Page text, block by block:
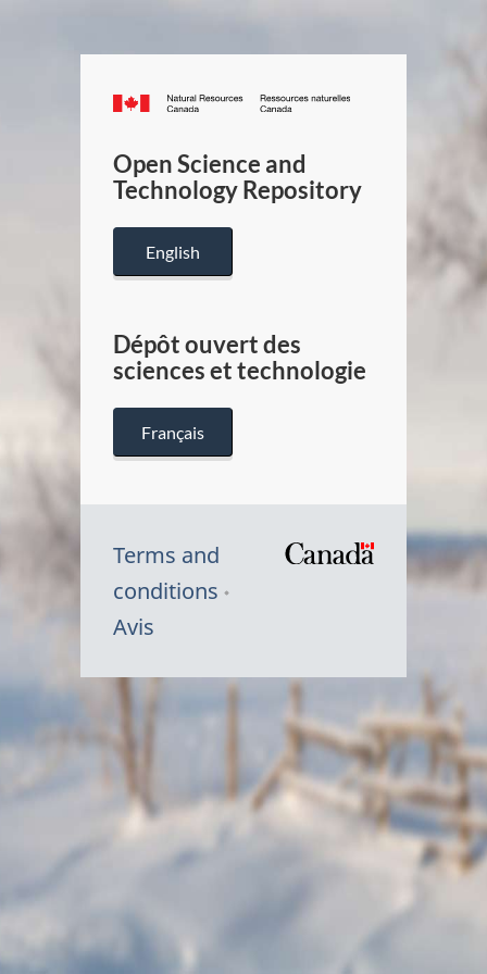
Canada.ca
/
Canada
Open Science and
Technology Repository
English
Dépôt ouvert des
sciences et technologie
Français
Terms and
conditions
Avis
Symbole
Canada